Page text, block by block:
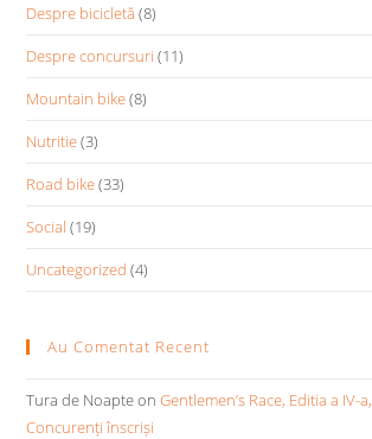
Despre bicicletă (8)
Despre concursuri (11)
Mountain bike(8)
Nutritie(3)
Road bike(33)
Social (19)
Uncategorized (4)
Au Comentat Recent
Tura de NoapteonGentlemen’s Race, Editia a IV-
Concurenți înscriși